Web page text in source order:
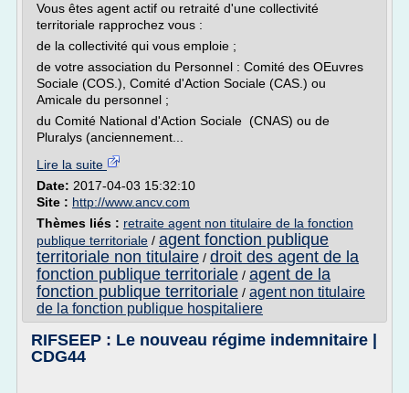
Vous êtes agent actif ou retraité d'une collectivité
territoriale rapprochez vous :
de la collectivité qui vous emploie ;
de votre association du Personnel : Comité des OEuvres
Sociale (COS.), Comité d'Action Sociale (CAS.) ou
Amicale du personnel ;
du Comité National d'Action Sociale (CNAS) ou de
Pluralys (anciennement...
Lire la suite
Date: 2017-04-03 15:32:10
Site : http://www.ancv.com
Thèmes liés : retraite agent non titulaire de la fonction
publique territoriale / agent fonction publique
territoriale non titulaire / droit des agent de la
fonction publique territoriale / agent de la
fonction publique territoriale / agent non titulaire
de la fonction publique hospitaliere
RIFSEEP : Le nouveau régime indemnitaire |
CDG44